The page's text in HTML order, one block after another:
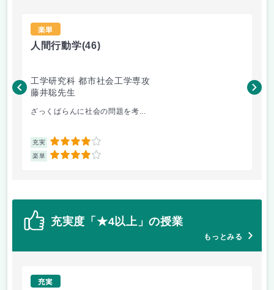
楽単
人間行動学(46)
工学研究科 都市社会工学専攻
藤井聡先生
ざっくばらんに社会の問題を考...
充実 4
楽単 4
藤
充実度「★4以上」の授業
もっとみる
充実